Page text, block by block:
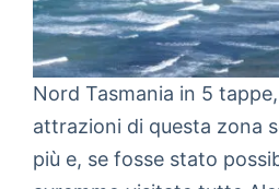
Nord Tasmania in 5
attrazioni di questa zona
più e, se fosse stato